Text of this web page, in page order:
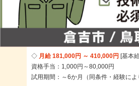
月給 181,000円 ～ 410,000円 基本
資格手当：1,000円～80,000円
試用期間：～6か月（同条件・経験によ